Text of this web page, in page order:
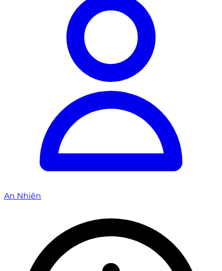
An Nhiên